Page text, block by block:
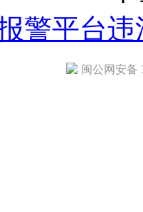
警平台违
闽公网安备